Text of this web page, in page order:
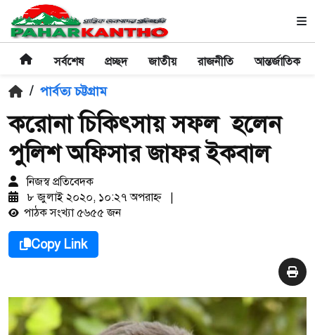
সর্বশেষ প্রচ্ছদ জাতীয় রাজনীতি আন্তর্জাতিক
/ পার্বত্য চট্টগ্রাম
করোনা চিকিৎসায় সফল হলেন
পুলিশ অফিসার জাফর ইকবাল
নিজস্ব প্রতিবেদক
৮ জুলাই ২০২০, ১০:২৭ অপরাহ্ণ
পাঠক সংখ্যা ৫৬৫৫ জন
Copy Link